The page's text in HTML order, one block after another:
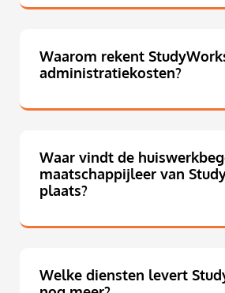
Waarom rekent
administratiekosten?
Waar vindt de
maatschappijleer van
plaats?
Welke diensten levert